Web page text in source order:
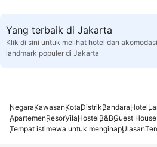
Yang terbaik di Jakarta
Klik di sini untuk melihat hotel dan
landmark populer di Jakarta
NegaraKawasanKotaDistrikBandaraHotel
ApartemenResorVilaHostelB&BGuest House
Tempat istimewa untuk menginapUlasan